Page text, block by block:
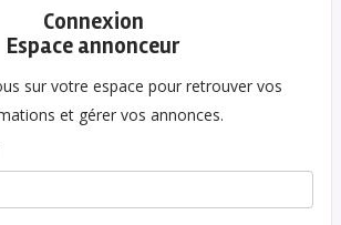
Connexion
Espace annonceur
sur votre espace pour retrouver vos
et gérer vos annonces.